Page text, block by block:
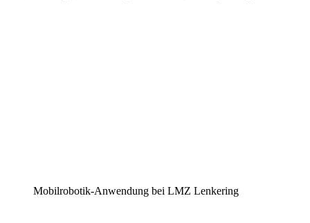
Mobilrobotik-Anwendung bei LMZ Lenkering